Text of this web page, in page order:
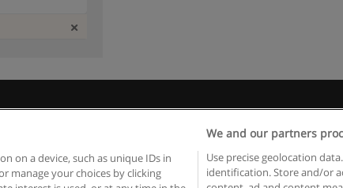
Copyright © Educaedu Business S.L. - CIF : B-95610580: -
on a device, such as unique IDs in
manage your choices by clicking
We and our partners
Use precise geolocation
identification. Store and/or